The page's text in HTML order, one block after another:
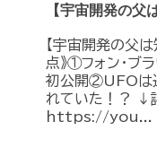
【宇宙開発の父
【宇宙開発の父
点》①フォン・ブ
初公開②UFOは
れていた！？ ↓
https://you...